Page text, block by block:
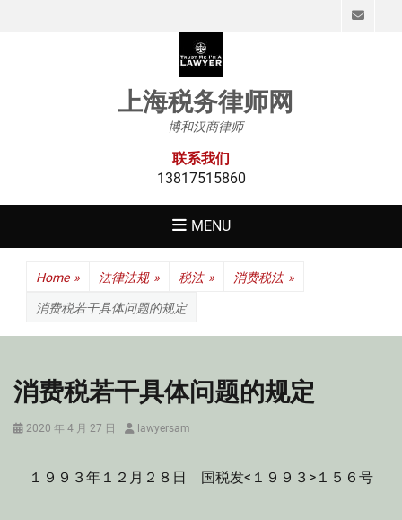
上海税务律师网
博和汉商律师
联系我们
13817515860
MENU
Home » 法律法规 » 税法 » 消费税法 »
消费税若干具体问题的规定
消费税若干具体问题的规定
Posted
2020 年 4 月 27 日 Authorlawyersam
１９９３年１２月２８日 国税发<１９９３>１５６号